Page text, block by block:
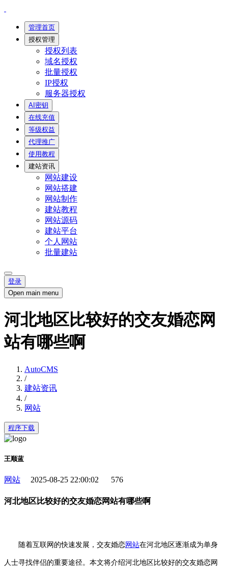
管理首页
授权管理
授权列表
域名授权
批量授权
IP授权
服务器授权
AI密钥
在线充值
等级权益
代理推广
使用教程
建站资讯
网站建设
网站搭建
网站制作
建站教程
网站源码
建站平台
个人网站
批量建站
登录
Open main menu
河北地区比较好的交友婚恋网
站有哪些啊
AutoCMS
/
建站资讯
/
网站
程序下载
王顺蓝
网站 2025-08-25 22:00:02 576
河北地区比较好的交友婚恋网站有哪些啊
随着互联网的快速发展，交友婚恋网站在河北地区逐渐成为单身
人士寻找伴侣的重要途径。本文将介绍河北地区比较好的交友婚恋网